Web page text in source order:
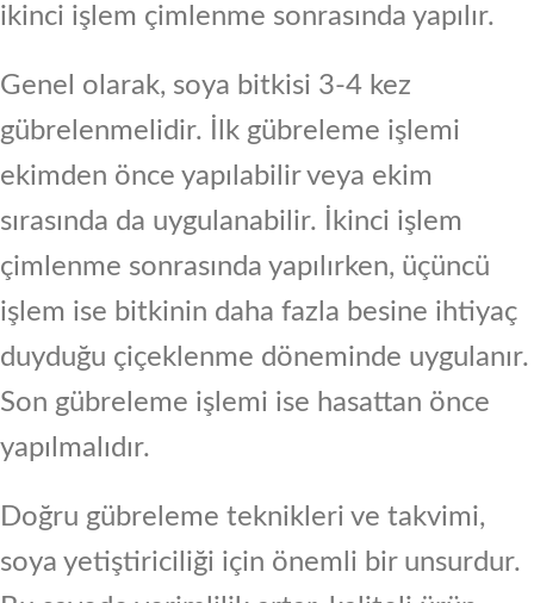
ikinci işlem çimlenme sonrasında yapılır.
Genel olarak, soya bitkisi 3-4 kez
gübrelenmelidir. İlk gübreleme işlemi
ekimden önce yapılabilir veya ekim
sırasında da uygulanabilir. İkinci işlem
çimlenme sonrasında yapılırken, üçüncü
işlem ise bitkinin daha fazla besine ihtiyaç
duyduğu çiçeklenme döneminde uygulanır.
Son gübreleme işlemi ise hasattan önce
yapılmalıdır.
Doğru gübreleme teknikleri ve takvimi,
soya yetiştiriciliği için önemli bir unsurdur.